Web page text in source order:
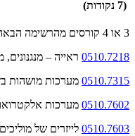
(7 נקודות)
3 או 4 קורסים מהרשימה הבאה:
0510.7218 ראייה – מנגנונים,
0510.7315 מערכות מושהות
0510.7602 מערכות
0510.7603 לייזרים של